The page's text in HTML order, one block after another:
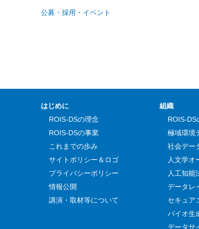
公募・採用・イベント
はじめに
ROIS-DSの理念
ROIS-DSの事業
これまでの歩み
サイトポリシー＆ロゴ
プライバシーポリシー
情報公開
講演・取材等について
組織
ROIS-DS
極域環境
社会デー
人文学オ
人工知能
データレ
セキュア
バイオ生
データサ